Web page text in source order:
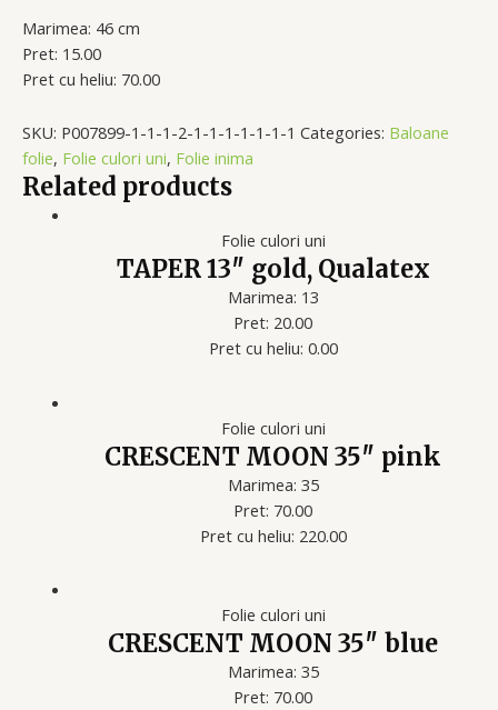
Marimea: 46 cm
Pret: 15.00
Pret cu heliu: 70.00
SKU: P007899-1-1-1-2-1-1-1-1-1-1-1 Categories: Baloane
folie, Folie culori uni, Folie inima
Related products
Folie culori uni
TAPER 13″ gold, Qualatex
Marimea: 13
Pret: 20.00
Pret cu heliu: 0.00
Folie culori uni
CRESCENT MOON 35″ pink
Marimea: 35
Pret: 70.00
Pret cu heliu: 220.00
Folie culori uni
CRESCENT MOON 35″ blue
Marimea: 35
Pret: 70.00